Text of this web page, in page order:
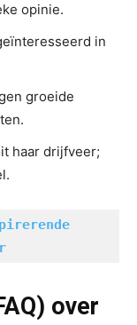
opinie.
in
groeide
haar drijfveer;
over